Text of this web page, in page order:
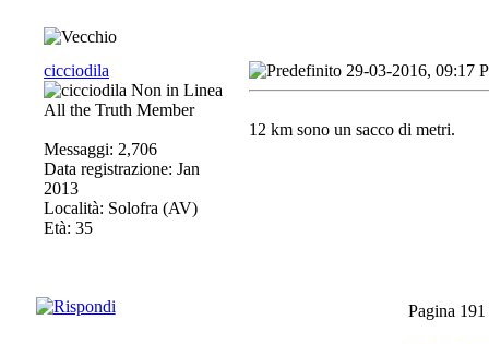
cicciodila
All the Truth Member
Messaggi: 2,706
Data registrazione: Jan
2013
Località: Solofra (AV)
Età: 35
29-03-2016, 09:17
12 km sono un sacco di metri.
Pagina